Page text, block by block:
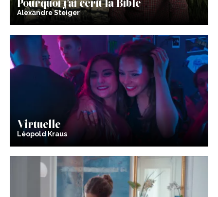
Alexandre Steiger
Virtuelle
Léopold Kraus